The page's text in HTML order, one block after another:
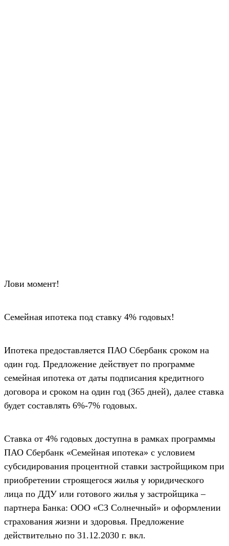
Лови момент!
Семейная ипотека под ставку 4% годовых!
Ипотека предоставляется ПАО Сбербанк сроком на
один год. Предложение действует по программе
семейная ипотека от даты подписания кредитного
договора и сроком на один год (365 дней), далее ставка
будет составлять 6%-7% годовых.
Ставка от 4% годовых доступна в рамках программы
ПАО Сбербанк «Семейная ипотека» с условием
субсидирования процентной ставки застройщиком при
приобретении строящегося жилья у юридического
лица по ДДУ или готового жилья у застройщика –
партнера Банка: ООО «СЗ Солнечный» и оформлении
страхования жизни и здоровья. Предложение
действительно по 31.12.2030 г. вкл.